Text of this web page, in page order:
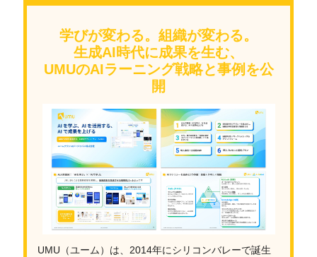
学びが変わる。組織が変わる。
生成AI時代に成果を生む、
UMUのAIラーニング戦略と事例を公
開
UMU（ユーム）は、2014年にシリコンバレーで誕生